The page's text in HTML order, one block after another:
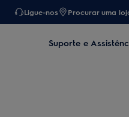
Ligue-nos Procurar uma
Suporte e